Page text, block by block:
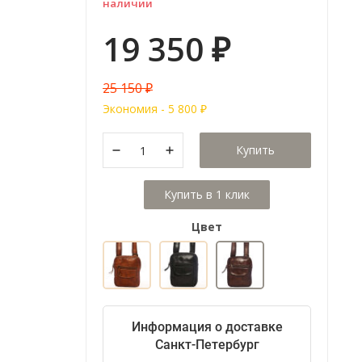
наличии
19 350 ₽
25 150₽
Экономия - 5 800 ₽
Купить
Цвет
Информация о доставке
Санкт-Петербург